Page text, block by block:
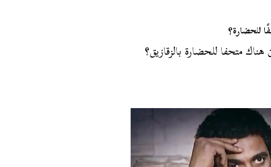
للحضارة؟
متحفا للحضارة بالزقازيق؟